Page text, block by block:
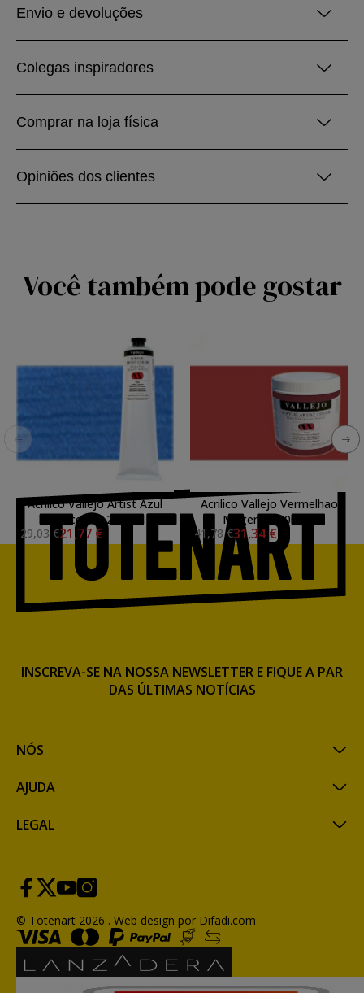
Envio e devoluções
Colegas inspiradores
Comprar na loja física
Opiniões dos clientes
Você também pode gostar
Acrilico Vallejo Artist Azul
Iridiscente, 200 ml.
29,03 €21,77 €
Acrilico Vallejo Vermelhao
Magenta, 500 ml.
41,78 €31,34 €
NÓS
AJUDA
LEGAL
INSCREVA-SE NA NOSSA NEWSLETTER E FIQUE A PAR
DAS ÚLTIMAS NOTÍCIAS
© Totenart 2026 . Web design por Difadi.com